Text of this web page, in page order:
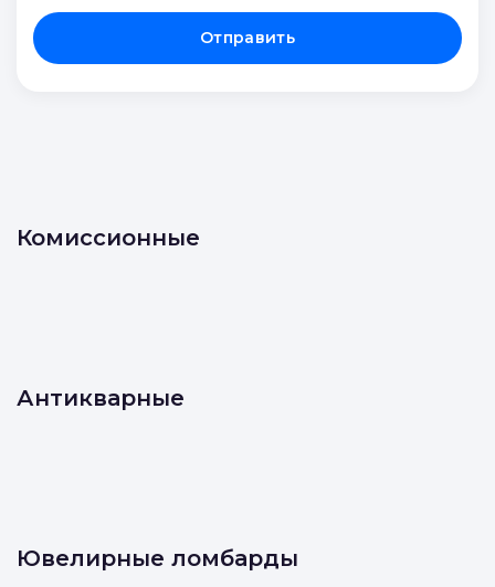
Отправить
Комиссионные
Антикварные
Ювелирные ломбарды